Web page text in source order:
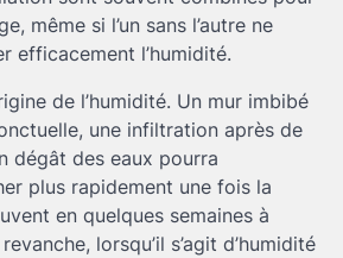
même si l’un sans l’autre ne
efficacement l’humidité.
de l’humidité. Un mur imbibé
une infiltration après de
dégât des eaux pourra
plus rapidement une fois la
en quelques semaines à
lorsqu’il s’agit d’humidité